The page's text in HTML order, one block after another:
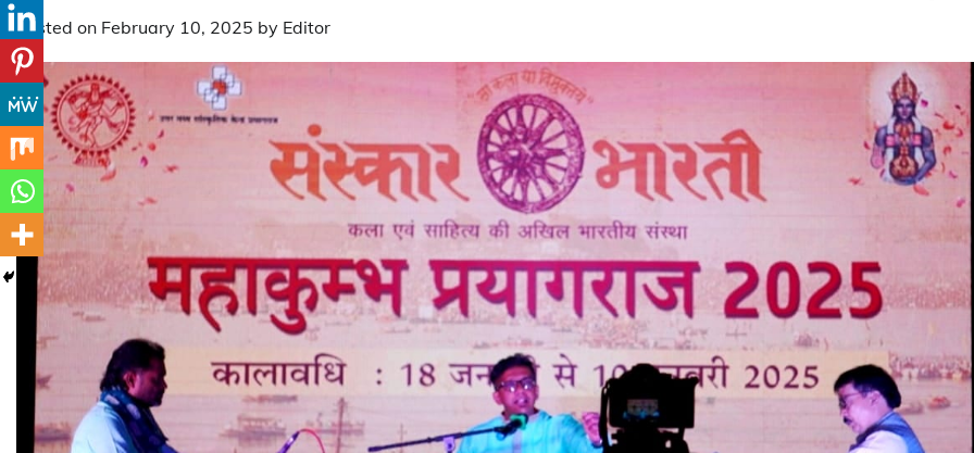
Posted on February 10, 2025 by Editor